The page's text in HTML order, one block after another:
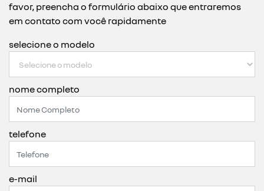
favor, preencha o formulário abaixo que entraremos
em contato com você rapidamente
selecione o modelo
nome completo
telefone
e-mail